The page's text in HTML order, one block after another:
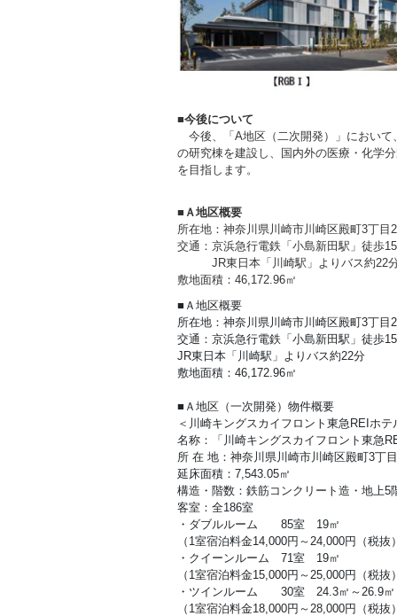
■今後について
今後、「A地区（二次開発）」において
の研究棟を建設し、国内外の医療・化学
を目指します。
■Ａ地区概要
所在地：神奈川県川崎市川崎区殿町3丁目
交通：京浜急行電鉄「小島新田駅」徒歩
JR東日本「川崎駅」よりバス約22
敷地面積：46,172.96㎡
■Ａ地区概要
所在地：神奈川県川崎市川崎区殿町3丁目
交通：京浜急行電鉄「小島新田駅」徒歩
JR東日本「川崎駅」よりバス約22分
敷地面積：46,172.96㎡
■Ａ地区（一次開発）物件概要
＜川崎キングスカイフロント東急REIホテ
名称：「川崎キングスカイフロント東急
所 在 地：神奈川県川崎市川崎区殿町3丁
延床面積：7,543.05㎡
構造・階数：鉄筋コンクリート造・地上5
客室：全186室
・ダブルルーム 85室 19㎡
（1室宿泊料金14,000円～24,000円（税抜
・クイーンルーム 71室 19㎡
（1室宿泊料金15,000円～25,000円（税抜
・ツインルーム 30室 24.3㎡～26.9㎡
（1室宿泊料金18,000円～28,000円（税抜